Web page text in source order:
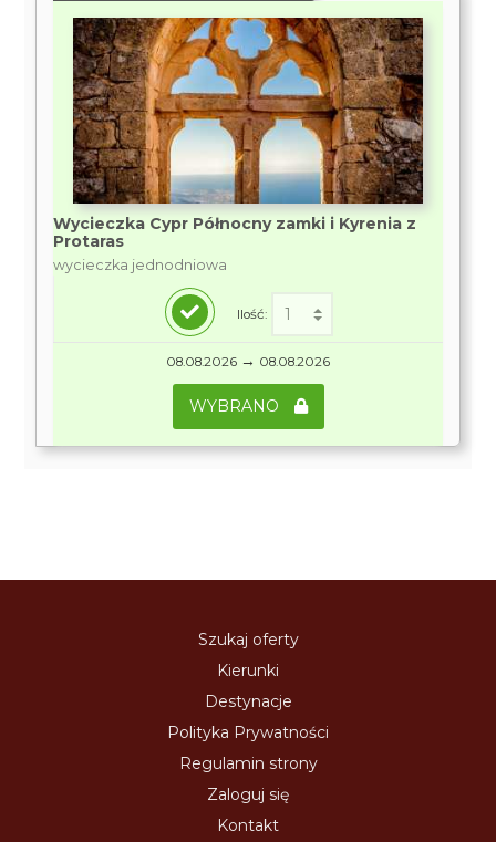
Wycieczka Cypr Północny zamki i Kyrenia z
Protaras
wycieczka jednodniowa
Ilość:
08.08.2026 → 08.08.2026
WYBRANO
Szukaj oferty
Kierunki
Destynacje
Polityka Prywatności
Regulamin strony
Zaloguj się
Kontakt